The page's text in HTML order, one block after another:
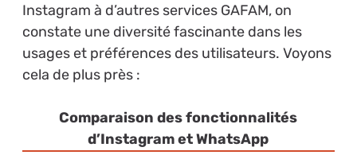
Instagram à d’autres services GAFAM, on
constate une diversité fascinante dans les
usages et préférences des utilisateurs. Voyons
cela de plus près :
Comparaison des fonctionnalités
d’Instagram et WhatsApp